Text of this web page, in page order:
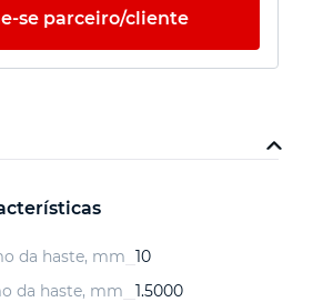
se parceiro/cliente
da haste, mm 10
da haste, mm
1.5000